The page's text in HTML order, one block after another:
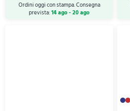
Ordini oggi con stampa. Consegna
prevista:14 ago - 20 ago